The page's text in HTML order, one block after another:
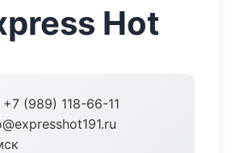
Hot
+7 (989) 118-66-11